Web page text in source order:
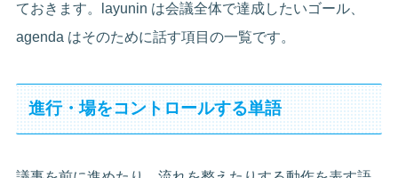
ておきます。layunin は会議全体で達成したいゴール、
agenda はそのために話す項目の一覧です。
進行・場をコントロールする単語